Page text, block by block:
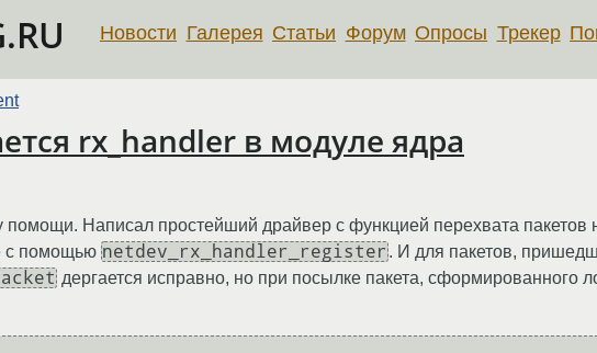
Новости Галерея Статьи Форум Опросы Трекер
rx_handler в модуле ядра
Написал простейший драйвер с функцией перехвата пакетов
с помощью netdev_rx_handler_register . И для пакетов,
дергается исправно, но при посылке пакета, сформированного